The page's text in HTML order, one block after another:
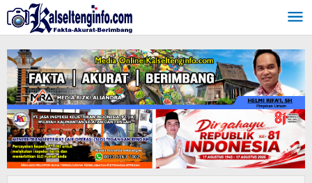
Lewati
ke
konten